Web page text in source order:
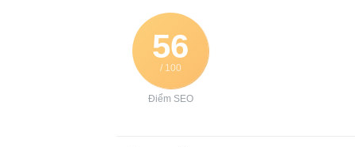
56
/ 100
Điểm SEO